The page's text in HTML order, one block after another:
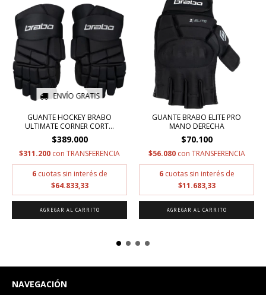
ENVÍO GRATIS
GUANTE HOCKEY BRABO
ULTIMATE CORNER CORT...
$389.000
$311.200 con TRANSFERENCIA
6 cuotas sin interés de
$64.833,33
AGREGAR AL CARRITO
GUANTE BRABO ELITE PRO
MANO DERECHA
$70.100
$56.080 con TRANSFERENCIA
6 cuotas sin interés de
$11.683,33
AGREGAR AL CARRITO
NAVEGACIÓN